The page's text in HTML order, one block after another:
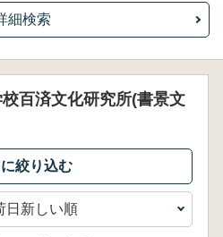
細検索
百済文化研究所(書景文